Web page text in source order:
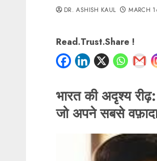
DR. ASHISH KAUL MARCH
Read.Trust.Share !
भारत की अदृश्य
जो अपने सबसे